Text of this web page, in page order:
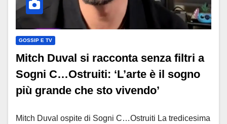
GOSSIP E TV
Mitch Duval si racconta senza filtri a
Sogni C…Ostruiti: ‘L’arte è il sogno
più grande che sto vivendo’
Mitch Duval ospite di Sogni C…Ostruiti La tredicesima